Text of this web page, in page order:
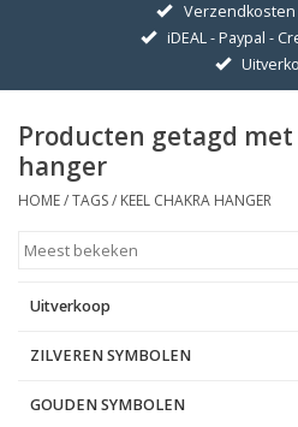
GOUDEN SYMBOLEN
Hanger Kettingen
Oorhangers
Verzendkosten
iDEAL - Paypal -
Producten getagd
hanger
HOME/TAGS/ KEEL CHAKRA HANGER
Uitverkoop
ZILVEREN SYMBOLEN
GOUDEN SYMBOLEN